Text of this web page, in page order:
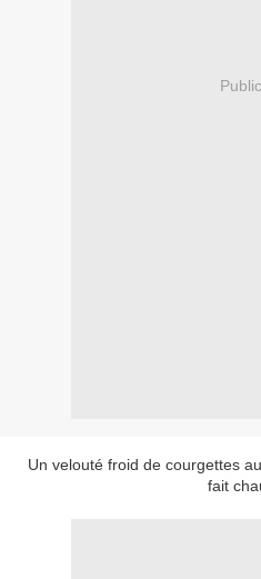
Un velouté froid de courgettes
fait